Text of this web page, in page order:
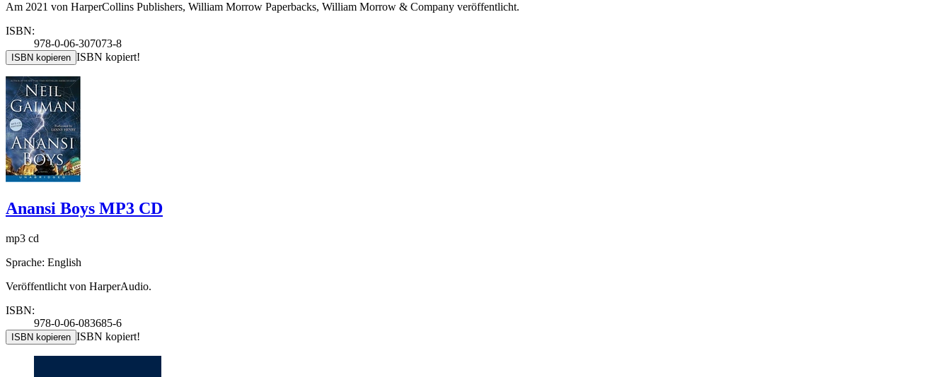
Am 2021 von HarperCollins Publishers, William Morrow Paperbacks, William Morrow & Company veröffentlicht.
ISBN:
978-0-06-307073-8
ISBN kopieren ISBN kopiert!
Anansi Boys MP3 CD
mp3 cd
Sprache: English
Veröffentlicht von HarperAudio.
ISBN:
978-0-06-083685-6
ISBN kopieren ISBN kopiert!